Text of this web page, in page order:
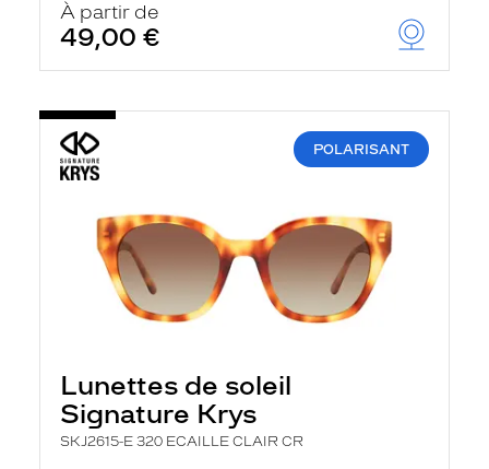
À partir de
49,00 €
POLARISANT
Lunettes de soleil
Signature Krys
SKJ2615-E 320 ECAILLE CLAIR CR